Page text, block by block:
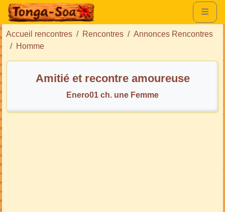
Accueil rencontres Rencontres
Annonces Rencontres
Homme
Amitié et recontre amoureuse
Enero01 ch. une Femme